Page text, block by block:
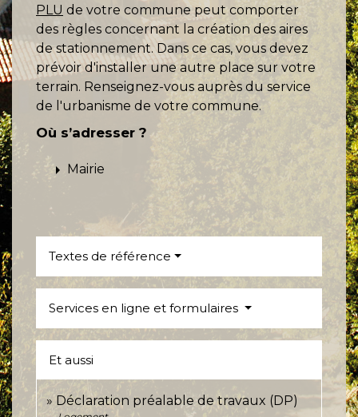
PLU de votre commune peut comporter
des règles concernant la création des aires
de stationnement. Dans ce cas, vous devez
prévoir d'installer une autre place sur votre
terrain. Renseignez-vous auprès du service
de l'urbanisme de votre commune.
Où s’adresser ?
arrow_right Mairie
Textes de référence
Services en ligne et formulaires
Et aussi
Déclaration préalable de travaux (DP)